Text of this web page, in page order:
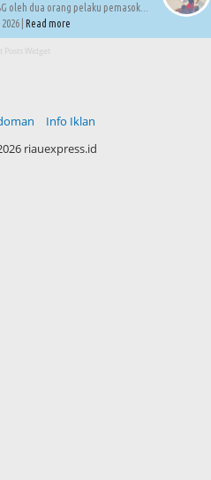
oleh dua orang pelaku pemasok...
| Read more
Posts Widget
Info Iklan
riauexpress.id